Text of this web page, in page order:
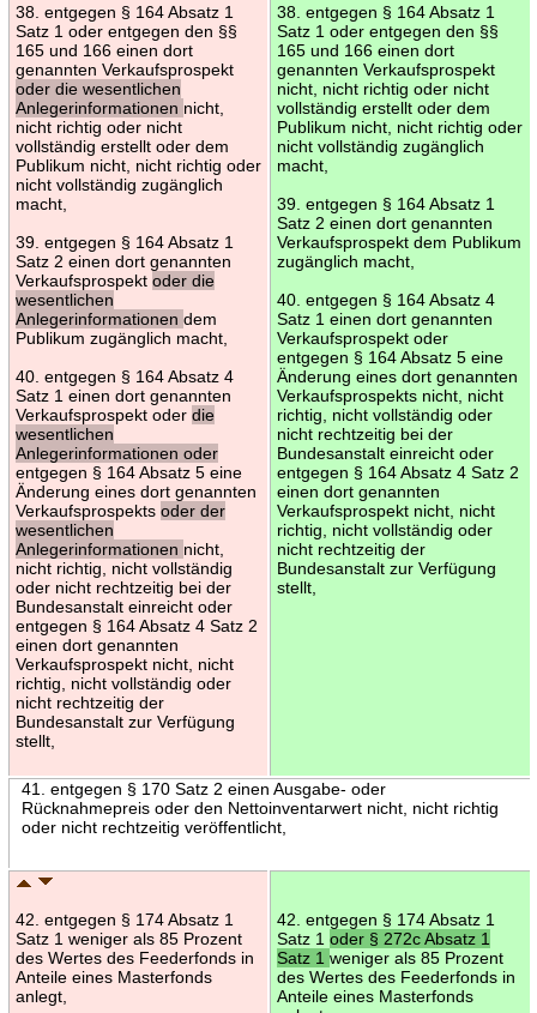
38. entgegen § 164 Absatz 1
Satz 1 oder entgegen den §§
165 und 166 einen dort
genannten Verkaufsprospekt
oder die wesentlichen
Anlegerinformationen nicht,
nicht richtig oder nicht
vollständig erstellt oder dem
Publikum nicht, nicht richtig oder
nicht vollständig zugänglich
macht,
39. entgegen § 164 Absatz 1
Satz 2 einen dort genannten
Verkaufsprospekt oder die
wesentlichen
Anlegerinformationen dem
Publikum zugänglich macht,
40. entgegen § 164 Absatz 4
Satz 1 einen dort genannten
Verkaufsprospekt oder die
wesentlichen
Anlegerinformationen oder
entgegen § 164 Absatz 5 eine
Änderung eines dort genannten
Verkaufsprospekts oder der
wesentlichen
Anlegerinformationen nicht,
nicht richtig, nicht vollständig
oder nicht rechtzeitig bei der
Bundesanstalt einreicht oder
entgegen § 164 Absatz 4 Satz 2
einen dort genannten
Verkaufsprospekt nicht, nicht
richtig, nicht vollständig oder
nicht rechtzeitig der
Bundesanstalt zur Verfügung
stellt,
38. entgegen § 164 Absatz 1
Satz 1 oder entgegen den §§
165 und 166 einen dort
genannten Verkaufsprospekt
nicht, nicht richtig oder nicht
vollständig erstellt oder dem
Publikum nicht, nicht richtig oder
nicht vollständig zugänglich
macht,
39. entgegen § 164 Absatz 1
Satz 2 einen dort genannten
Verkaufsprospekt dem Publikum
zugänglich macht,
40. entgegen § 164 Absatz 4
Satz 1 einen dort genannten
Verkaufsprospekt oder
entgegen § 164 Absatz 5 eine
Änderung eines dort genannten
Verkaufsprospekts nicht, nicht
richtig, nicht vollständig oder
nicht rechtzeitig bei der
Bundesanstalt einreicht oder
entgegen § 164 Absatz 4 Satz 2
einen dort genannten
Verkaufsprospekt nicht, nicht
richtig, nicht vollständig oder
nicht rechtzeitig der
Bundesanstalt zur Verfügung
stellt,
41. entgegen § 170 Satz 2 einen Ausgabe- oder
Rücknahmepreis oder den Nettoinventarwert nicht, nicht richtig
oder nicht rechtzeitig veröffentlicht,
42. entgegen § 174 Absatz 1
Satz 1 weniger als 85 Prozent
des Wertes des Feederfonds in
Anteile eines Masterfonds
anlegt,
42. entgegen § 174 Absatz 1
Satz 1 oder § 272c Absatz 1
Satz 1 weniger als 85 Prozent
des Wertes des Feederfonds in
Anteile eines Masterfonds